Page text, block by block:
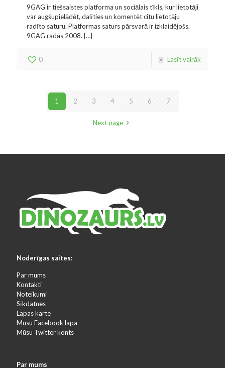
9GAG ir tiešsaistes platforma un sociālais tīkls, kur lietotāji
var augšupielādēt, dalīties un komentēt citu lietotāju
radīto saturu. Platformas saturs pārsvarā ir izklaidējošs.
9GAG radās 2008. […]
0 Lasīt vairāk
1 2 3 4 5 6 7
Next page
Noderīgas saites:
Par mums
Kontakti
Noteikumi
Sīkdatnes
Lapas karte
Mūsu Facebook lapa
Mūsu Twitter konts
Par mums